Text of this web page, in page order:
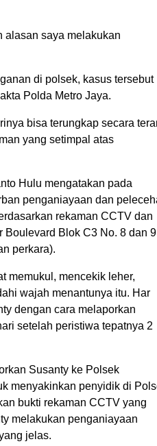
alasan saya melakukan
di polsek, kasus tersebut
Polda Metro Jaya.
bisa terungkap secara
yang setimpal atas
Hulu mengatakan pada
penganiayaan dan
rekaman CCTV dan
Boulevard Blok C3 No. 8 dan
perkara).
memukul, mencekik leher,
wajah menantunya itu. Har
dengan cara melaporkan
setelah peristiwa tepatnya 2
Susanty ke Polsek
menyakinkan penyidik di
bukti rekaman CCTV yang
melakukan penganiayaan
jelas.